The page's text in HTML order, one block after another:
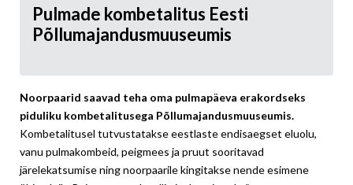
Pulmade kombetalitus Eesti
Põllumajandusmuuseumis
Noorpaarid saavad teha oma pulmapäeva erakordseks
piduliku kombetalitusega Põllumajandusmuuseumis.
Kombetalitusel tutvustatakse eestlaste endisaegset eluolu,
vanu pulmakombeid, peigmees ja pruut sooritavad
järelekatsumise ning noorpaarile kingitakse nende esimene